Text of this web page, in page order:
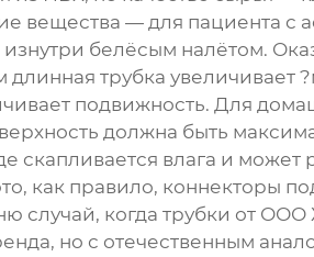
вещества — для пациента
белёсым налётом.
трубка увеличивает
подвижность. Для
должна быть
влага и может
как правило, коннекторы
случай, когда трубки от ООО
но с отечественным